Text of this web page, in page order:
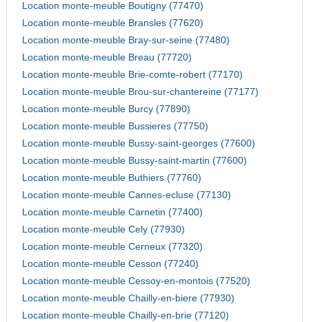
Location monte-meuble Boutigny (77470)
Location monte-meuble Bransles (77620)
Location monte-meuble Bray-sur-seine (77480)
Location monte-meuble Breau (77720)
Location monte-meuble Brie-comte-robert (77170)
Location monte-meuble Brou-sur-chantereine (77177)
Location monte-meuble Burcy (77890)
Location monte-meuble Bussieres (77750)
Location monte-meuble Bussy-saint-georges (77600)
Location monte-meuble Bussy-saint-martin (77600)
Location monte-meuble Buthiers (77760)
Location monte-meuble Cannes-ecluse (77130)
Location monte-meuble Carnetin (77400)
Location monte-meuble Cely (77930)
Location monte-meuble Cerneux (77320)
Location monte-meuble Cesson (77240)
Location monte-meuble Cessoy-en-montois (77520)
Location monte-meuble Chailly-en-biere (77930)
Location monte-meuble Chailly-en-brie (77120)